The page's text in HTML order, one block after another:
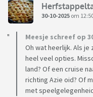
30-10-2025 om
Meesje schreef op
Oh wat heerlijk. Als
heel veel opties.
land? Of een cruise
richting Azie oid? Of
met